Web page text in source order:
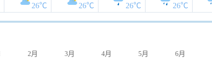
26℃
26℃
26℃
26℃
2月 3月 4月 5月 6月